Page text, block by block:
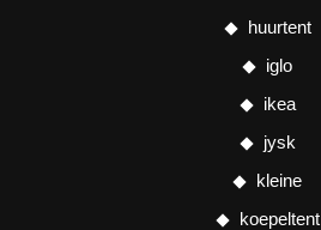
huurtent
iglo
ikea
jysk
kleine
koepeltent